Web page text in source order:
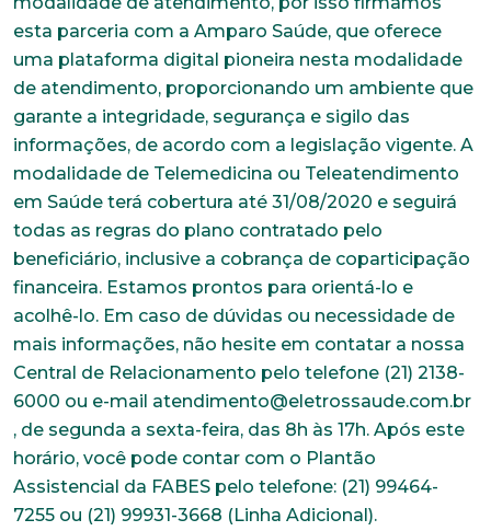
esta parceria com a Amparo Saúde, que oferece
uma plataforma digital pioneira nesta modalidade
de atendimento, proporcionando um ambiente que
garante a integridade, segurança e sigilo das
informações, de acordo com a legislação vigente. A
modalidade de Telemedicina ou Teleatendimento
em Saúde terá cobertura até 31/08/2020 e seguirá
todas as regras do plano contratado pelo
beneficiário, inclusive a cobrança de coparticipação
financeira. Estamos prontos para orientá-lo e
acolhê-lo. Em caso de dúvidas ou necessidade de
mais informações, não hesite em contatar a nossa
Central de Relacionamento pelo telefone (21) 2138-
6000 ou e-mail atendimento@eletrossaude.com.br
, de segunda a sexta-feira, das 8h às 17h. Após este
horário, você pode contar com o Plantão
Assistencial da FABES pelo telefone: (21) 99464-
7255 ou (21) 99931-3668 (Linha Adicional).
Cidade
Idade
Estado Civil
Escolaridade
Sexo